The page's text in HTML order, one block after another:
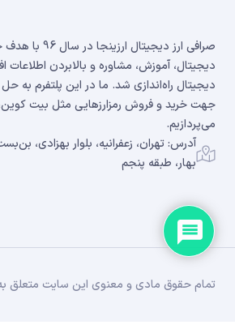
صرافی ارز
دیجیتال، آموزش، مشاوره و بالابردن اطلاعات
دیجیتال راه‌اندازی شد. ما در این پلتفرم به
جهت خرید و فروش رمزارزهایی مثل بیت کوین،
می‌پردازیم.
بهار، طبقه پنجم
تمام حقوق مادی و معنوی این سایت متعلق